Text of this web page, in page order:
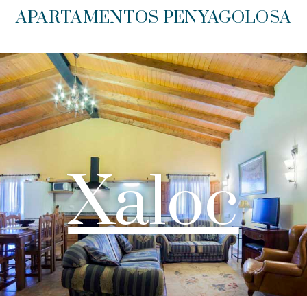
APARTAMENTOS PENYAGOLOSA
Xaloc